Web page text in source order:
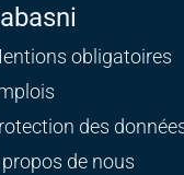
obligatoires
des
de nous